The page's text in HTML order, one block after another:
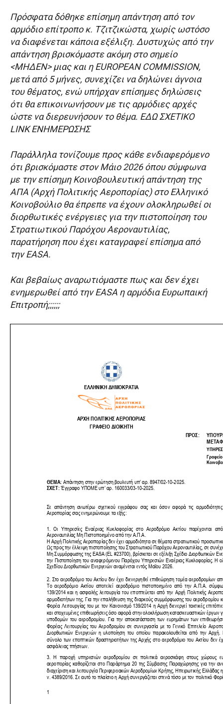
Πρόσφατα δόθηκε επίσημη απάντηση από τον
αρμόδιο επίτροπο κ. Τζιτζικώστα, χωρίς ωστόσο
να διαφένεται κάποια εξέλιξη. Δυστυχώς από την
απάντηση βρισκόμαστε ακόμη στο σημείο
<ΜΗΔΕΝ> μιας και η EUROPEAN COMMISSION,
μετά από 5 μήνες, συνεχίζει να δηλώνει άγνοια
του θέματος, ενώ υπήρχαν επίσημες δηλώσεις
ότι θα επικοινωνήσουν με τις αρμόδιες αρχές
ώστε να διερευνήσουν το θέμα. ΕΔΩ ΣΧΕΤΙΚΟ
LINK ΕΝΗΜΕΡΩΣΗΣ
Παράλληλα τονίζουμε προς κάθε ενδιαφερόμενο
ότι βρισκόμαστε στον Μάιο 2026 όπου σύμφωνα
με την επίσημη Κοινοβουλευτική απάντηση της
ΑΠΑ (Αρχή Πολιτικής Αεροπορίας) στο Ελληνικό
Κοινοβούλιο θα έπρεπε να έχουν ολοκληρωθεί οι
διορθωτικές ενέργειες για την πιστοποίηση του
Στρατιωτικού Παρόχου Αεροναυτιλίας,
παρατήρηση που έχει καταγραφεί επίσημα από
την EASA.
Και βεβαίως αναρωτιόμαστε πως και δεν έχει
ενημερωθεί από την EASA η αρμόδια Ευρωπαική
Επιτροπή;;;;;;